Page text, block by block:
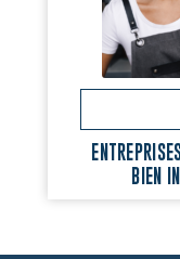
BIEN